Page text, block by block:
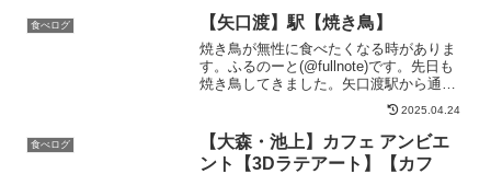
食べログ 【矢口渡】駅【焼き鳥】
焼き鳥が無性に食べたくなる時がありま
す。ふるのーと(@fullnote)です。先日も
焼き鳥してきました。矢口渡駅から通り
を少し歩いていったところにある「駅」
さん。単純な道なので迷うことはないで
しょう。ここは焼き鳥メインのお店で、
月曜日は焼き...
2025.04.24
食べログ
【大森・池上】カフェ アンビエ
ント【3Dラテアート】【カフ